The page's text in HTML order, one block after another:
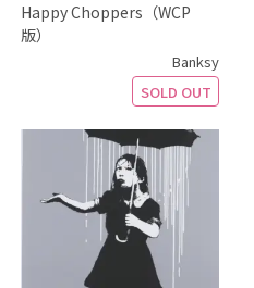
Happy Choppers（WCP
版）
Banksy
SOLD OUT